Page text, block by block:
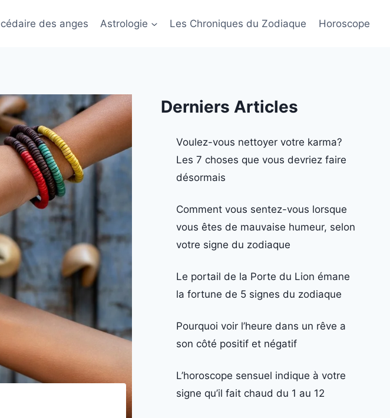
des anges Astrologie Les Chroniques du Zodiaque Horoscope
Derniers Articles
Voulez-vous nettoyer votre karma?
Les 7 choses que vous devriez faire
désormais
Comment vous sentez-vous lorsque
vous êtes de mauvaise humeur, selon
votre signe du zodiaque
Le portail de la Porte du Lion émane
la fortune de 5 signes du zodiaque
Pourquoi voir l’heure dans un rêve a
son côté positif et négatif
L’horoscope sensuel indique à votre
signe qu’il fait chaud du 1 au 12